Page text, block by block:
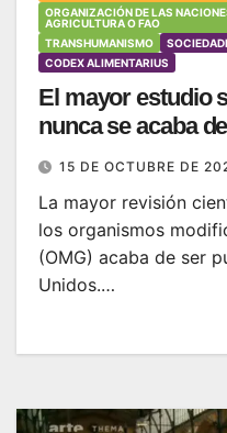
ORGANIZACIÓN DE LAS
AGRICULTURA O FAO
TRANSHUMANISMO
CODEX ALIMENTARIUS
El mayor estudio
nunca se acaba
15 DE OCTUBRE DE
La mayor revisión
los organismos
(OMG) acaba de ser
Unidos.…